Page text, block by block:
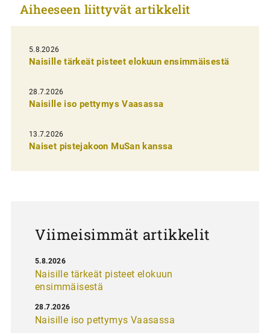
k
e
l
i
e
n
e
Aiheeseen liittyvät artikkelit
5.8.2026
Naisille tärkeät pisteet elokuun ensimmäisestä
28.7.2026
Naisille iso pettymys Vaasassa
13.7.2026
Naiset pistejakoon MuSan kanssa
Viimeisimmät artikkelit
Naisille tärkeät pisteet elokuun
ensimmäisestä
5.8.2026
Naisille iso pettymys Vaasassa
28.7.2026